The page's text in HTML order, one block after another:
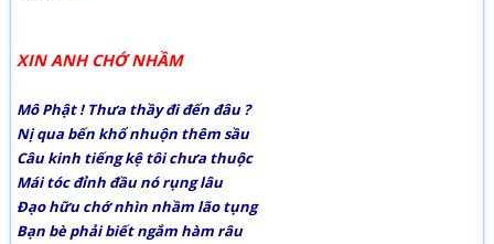
XIN ANH CHỚ NHẦM
Mô Phật ! Thưa thầy đi đến đâu ?
Nị qua bến khổ nhuộn thêm sầu
Câu kinh tiếng kệ tôi chưa thuộc
Mái tóc đỉnh đầu nó rụng lâu
Đạo hữu chớ nhìn nhầm lão tụng
Bạn bè phải biết ngắm hàm râu